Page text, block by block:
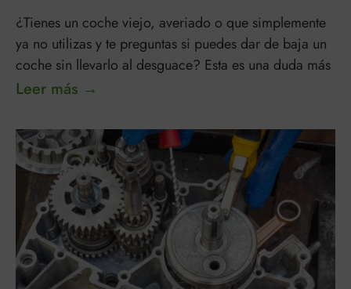
¿Tienes un coche viejo, averiado o que simplemente
ya no utilizas y te preguntas si puedes dar de baja un
coche sin llevarlo al desguace? Esta es una duda más
Leer más →